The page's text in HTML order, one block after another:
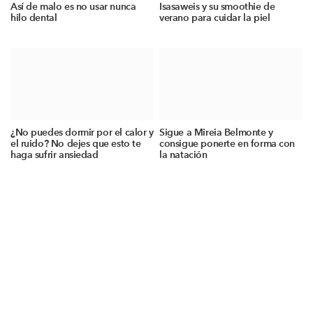
Así de malo es no usar nunca
hilo dental
Isasaweis y su smoothie de
verano para cuidar la piel
¿No puedes dormir por el calor y
el ruido? No dejes que esto te
haga sufrir ansiedad
Sigue a Mireia Belmonte y
consigue ponerte en forma con
la natación